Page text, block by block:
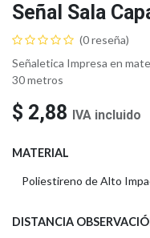
Señal Sala
(0 reseña)
Señaletica Impresa en
30 metros
$ 2,88 IVA incluido
MATERIAL
DISTANCIA